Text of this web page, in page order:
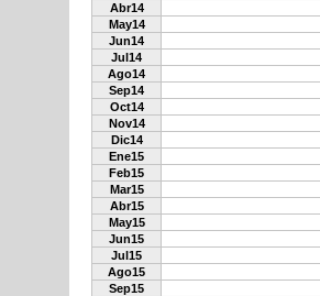
Abr14
May14
Jun14
Jul14
Ago14
Sep14
Oct14
Nov14
Dic14
Ene15
Feb15
Mar15
Abr15
May15
Jun15
Jul15
Ago15
Sep15